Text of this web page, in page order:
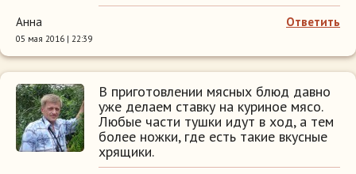
Ответить
Анна
05 мая 2016 | 22:39
В приготовлении мясных блюд давно
уже делаем ставку на куриное мясо.
Любые части тушки идут в ход, а тем
более ножки, где есть такие вкусные
хрящики.